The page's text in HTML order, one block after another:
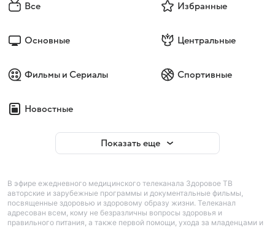
Все Избранные
Основные Центральные
Фильмы и Сериалы Спортивные
Новостные
Показать еще
В эфире ежедневного медицинского телеканала Здоровое ТВ
авторские и зарубежные программы и документальные фильмы,
посвященные здоровью и здоровому образу жизни. Телеканал
адресован всем, кому не безразличны вопросы здоровья и
правильного питания, а также первой помощи, ухода за младенцами и